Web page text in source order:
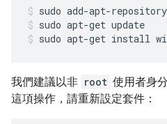
sudo add-apt-
sudo apt-get update
sudo apt-get install
我們建議以非 root 使用者身
這項操作，請重新設定套件：